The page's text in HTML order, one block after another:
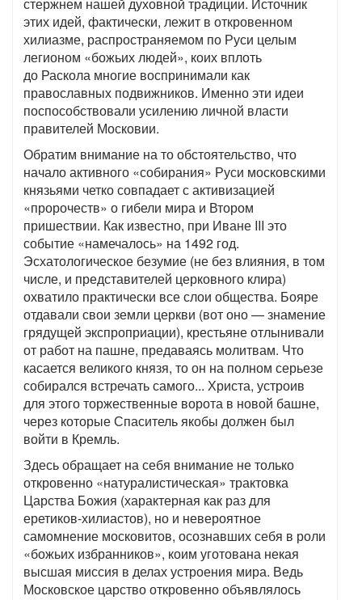
стержнем нашей духовной традиции. Источник
этих идей, фактически, лежит в откровенном
хилиазме, распространяемом по Руси целым
легионом «божьих людей», коих вплоть
до Раскола многие воспринимали как
православных подвижников. Именно эти идеи
поспособствовали усилению личной власти
правителей Московии.
Обратим внимание на то обстоятельство, что
начало активного «собирания» Руси московскими
князьями четко совпадает с активизацией
«пророчеств» о гибели мира и Втором
пришествии. Как известно, при Иване III это
событие «намечалось» на 1492 год.
Эсхатологическое безумие (не без влияния, в том
числе, и представителей церковного клира)
охватило практически все слои общества. Бояре
отдавали свои земли церкви (вот оно — знамение
грядущей экспроприации), крестьяне отлынивали
от работ на пашне, предаваясь молитвам. Что
касается великого князя, то он на полном серьезе
собирался встречать самого... Христа, устроив
для этого торжественные ворота в новой башне,
через которые Спаситель якобы должен был
войти в Кремль.
Здесь обращает на себя внимание не только
откровенно «натуралистическая» трактовка
Царства Божия (характерная как раз для
еретиков-хилиастов), но и невероятное
самомнение московитов, осознавших себя в роли
«божьих избранников», коим уготована некая
высшая миссия в делах устроения мира. Ведь
Московское царство откровенно объявлялось